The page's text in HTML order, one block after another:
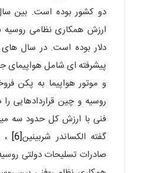
دلار بوده است. در سال
روسیه و چین قراردادهایی
فنی با ارزش کل حدود سه
گفته الکساندر شربینین[6]